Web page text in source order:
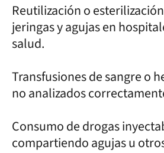
Reutilización o
jeringas y agujas en
salud.
Transfusiones de sangre o
no analizados
Consumo de drogas
compartiendo agujas u